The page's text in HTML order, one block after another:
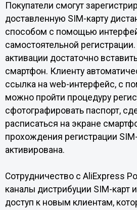
Покупатели смогут
доставленную SIM-карту
способом с помощью
самостоятельной
активации достаточно
смартфон. Клиенту
ссылка на web-интерфейс, с
можно пройти процедуру
сфотографировать паспорт,
расписаться на экране
прохождения регистрации
активирована.
Сотрудничество с AliExpress
каналы дистрибуции SIM-карт
доступ к новым клиентам,